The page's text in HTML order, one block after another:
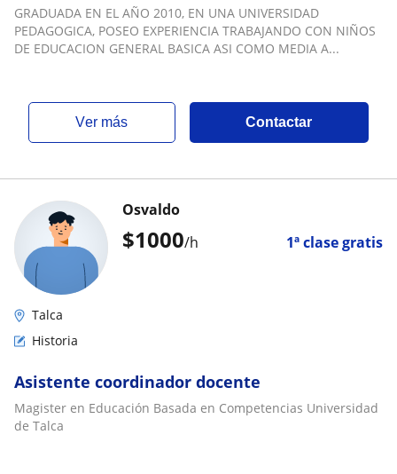
GRADUADA EN EL AÑO 2010, EN UNA UNIVERSIDAD
PEDAGOGICA, POSEO EXPERIENCIA TRABAJANDO CON NIÑOS
DE EDUCACION GENERAL BASICA ASI COMO MEDIA A...
ver más Contactar
$1000/h 1ª clase gratis
Osvaldo
Talca
Historia
Asistente coordinador docente
Magister en Educación Basada en Competencias Universidad
de Talca